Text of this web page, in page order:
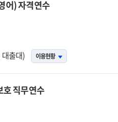
어) 자격연수
출대) 이용현황
호 직무연수